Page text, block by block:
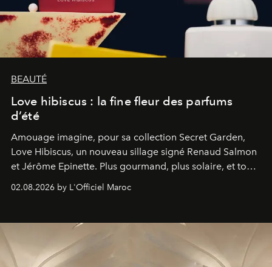
BEAUTÉ
Love hibiscus : la fine fleur des parfums
d’été
Amouage imagine, pour sa collection Secret Garden,
Love Hibiscus, un nouveau sillage signé Renaud Salmon
et Jérôme Epinette. Plus gourmand, plus solaire, et tout
à fait irrésistible.
02.08.2026 by L'Officiel Maroc